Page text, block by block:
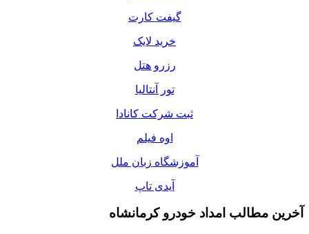
گیفت کارت
خرید لایک
رزرو هتل
تور آنتالیا
ثبت شرکت کانادا
اوه فیلم
آموزشگاه زبان ملل
آیدی تاپ
آخرین مطالب امداد خودرو کرمانشاه